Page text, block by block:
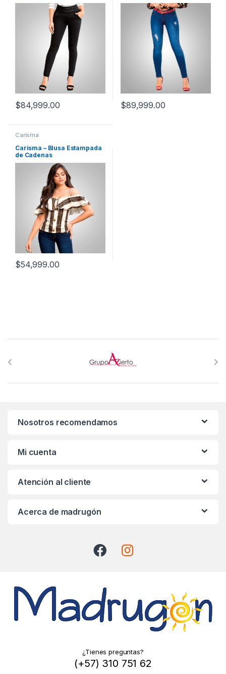
$84,999.00 $89,999.00
Carisma
Carisma – Blusa Estampada
de Cadenas
$54,999.00
Nosotros recomendamos
Mi cuenta
Atención al cliente
Acerca de madrugón
¿Tienes preguntas?
(+57) 310 751 62